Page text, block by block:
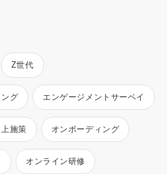
Z世代
グ エンゲージメントサーベイ
施策 オンボーディング
オンライン研修